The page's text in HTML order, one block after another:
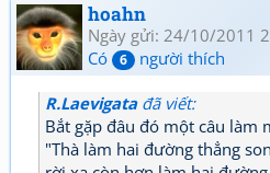
hoahn
Ngày gửi: 24/10/2011
Có
6 người thích
R.Laevigatađã viết:
Bắt gặp đâu đó một câu làm
"Thà làm hai đường thẳng